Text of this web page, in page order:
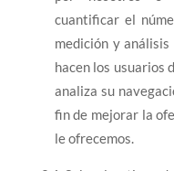
cuantificar el
medición y
hacen los usuarios
analiza su
fin de mejorar la
le ofrecemos.